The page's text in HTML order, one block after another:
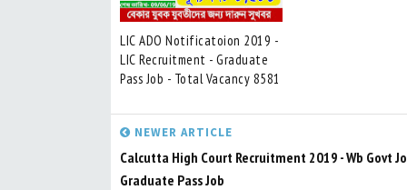
LIC ADO Notificatoion 2019 -
LIC Recruitment - Graduate
Pass Job - Total Vacancy 8581
NEWER ARTICLE
Calcutta High Court Recruitment 2019 - Wb Govt
Graduate Pass Job